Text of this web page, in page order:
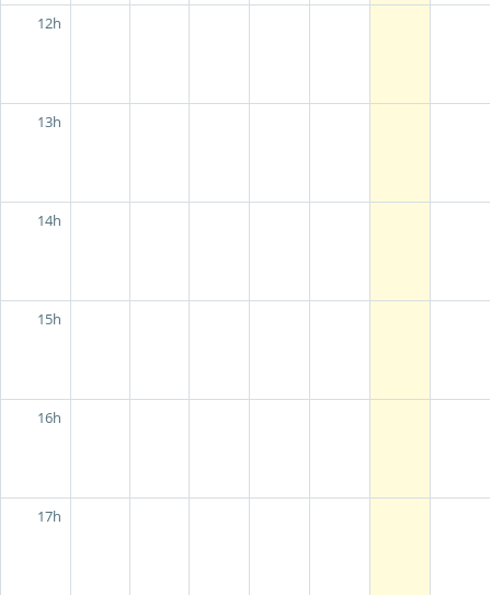
12h
13h
14h
15h
16h
17h